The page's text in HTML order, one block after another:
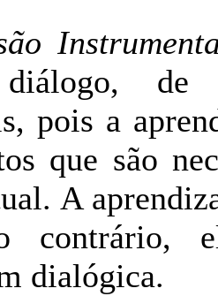
de
pois a
que são
A
contrário,
dialógica.